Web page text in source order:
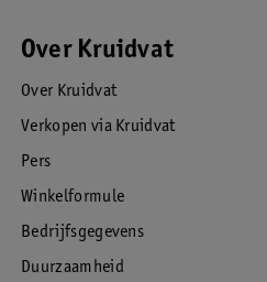
Over Kruidvat
Over Kruidvat
Verkopen via Kruidvat
Pers
Winkelformule
Bedrijfsgegevens
Duurzaamheid